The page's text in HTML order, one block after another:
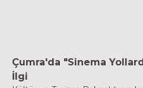
Çumra'da "Sinema
İlgi